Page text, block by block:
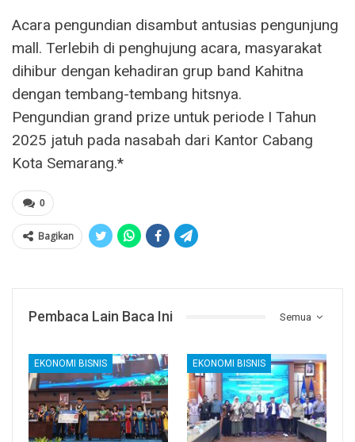
Acara pengundian disambut antusias pengunjung
mall. Terlebih di penghujung acara, masyarakat
dihibur dengan kehadiran grup band Kahitna
dengan tembang-tembang hitsnya.
Pengundian grand prize untuk periode I Tahun
2025 jatuh pada nasabah dari Kantor Cabang
Kota Semarang.*
0
Bagikan
Semua
Pembaca Lain Baca Ini
EKONOMI BISNIS EKONOMI BISNIS